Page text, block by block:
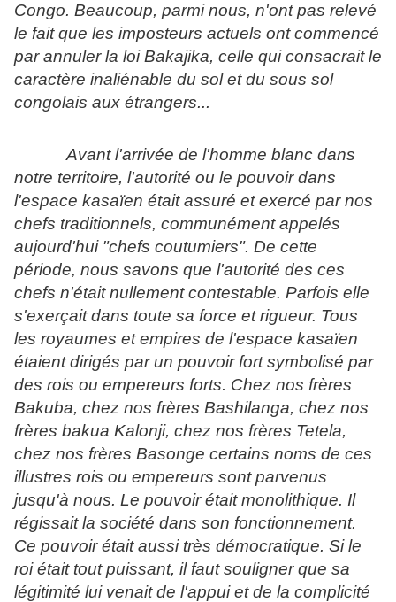
Congo. Beaucoup, parmi nous, n'ont pas relevé
le fait que les imposteurs actuels ont commencé
par annuler la loi Bakajika, celle qui consacrait le
caractère inaliénable du sol et du sous sol
congolais aux étrangers...
Avant l'arrivée de l'homme blanc dans
notre territoire, l'autorité ou le pouvoir dans
l'espace kasaïen était assuré et exercé par nos
chefs traditionnels, communément appelés
aujourd'hui "chefs coutumiers". De cette
période, nous savons que l'autorité des ces
chefs n'était nullement contestable. Parfois elle
s'exerçait dans toute sa force et rigueur. Tous
les royaumes et empires de l'espace kasaïen
étaient dirigés par un pouvoir fort symbolisé par
des rois ou empereurs forts. Chez nos frères
Bakuba, chez nos frères Bashilanga, chez nos
frères bakua Kalonji, chez nos frères Tetela,
chez nos frères Basonge certains noms de ces
illustres rois ou empereurs sont parvenus
jusqu'à nous. Le pouvoir était monolithique. Il
régissait la société dans son fonctionnement.
Ce pouvoir était aussi très démocratique. Si le
roi était tout puissant, il faut souligner que sa
légitimité lui venait de l'appui et de la complicité